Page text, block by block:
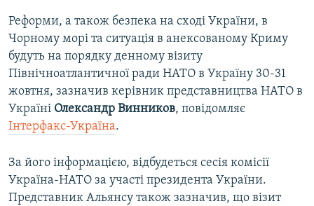
Усі сайти RFE/RL
Реформи, а також безпека на сході України, в
Чорному морі та ситуація в анексованому Криму
будуть на порядку денному візиту
Північноатлантичної ради НАТО в Україну 30-31
жовтня, зазначив керівник представництва НАТО в
Україні Олександр Винников, повідомляє
Інтерфакс-Україна.
За його інформацією, відбудеться сесія комісії
Україна-НАТО за участі президента України.
Представник Альянсу також зазначив, що візит